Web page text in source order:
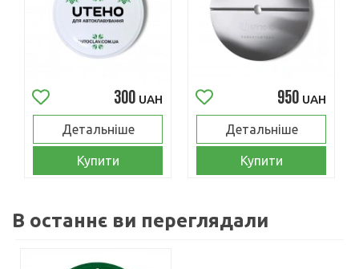
300 UAH
Детальніше
Купити
950 UAH
Детальніше
Купити
В останнє ви переглядали